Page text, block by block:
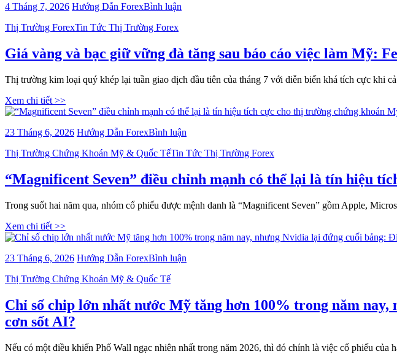
tỷ
Nvidia
bán
vẫn
thể
bên
lợi
lớn
nhất?
4 Tháng 7, 2026 Hướng Dẫn ForexBình luận
và
bạc
vững
tăng
sau
cáo
việc
làm
Mỹ:
Fed
thể
lãi
Categories
Thị Trường ForexTin Tức Thị Trường Forex
Giá vàng và bạc giữ vững đà tăng sau báo cáo việc làm Mỹ:
Thị trường kim loại quý khép lại tuần giao dịch đầu tiên của tháng 7 với diễn biến khá tích cực khi
Xem chi tiết >>
23 Tháng 6, 2026 Hướng Dẫn ForexBình luận
“Magnificent
điều
chỉnh
có
là
hiệu
cho
thị
khoán
Mỹ
Categories
Thị Trường Chứng Khoán Mỹ & Quốc TếTin Tức Thị Trường Forex
“Magnificent Seven” điều chỉnh mạnh có thể lại là tín hiệu
Trong suốt hai năm qua, nhóm cổ phiếu được mệnh danh là “Magnificent Seven” gồm Apple,
Xem chi tiết >>
23 Tháng 6, 2026 Hướng Dẫn ForexBình luận
chip
lớn
Mỹ
Categories
Thị Trường Chứng Khoán Mỹ & Quốc Tế
Chỉ số chip lớn nhất nước Mỹ tăng hơn 100% trong năm
cơn sốt AI?
Nếu có một điều khiến Phố Wall ngạc nhiên nhất trong năm 2026, thì đó chính là việc cổ phiếu